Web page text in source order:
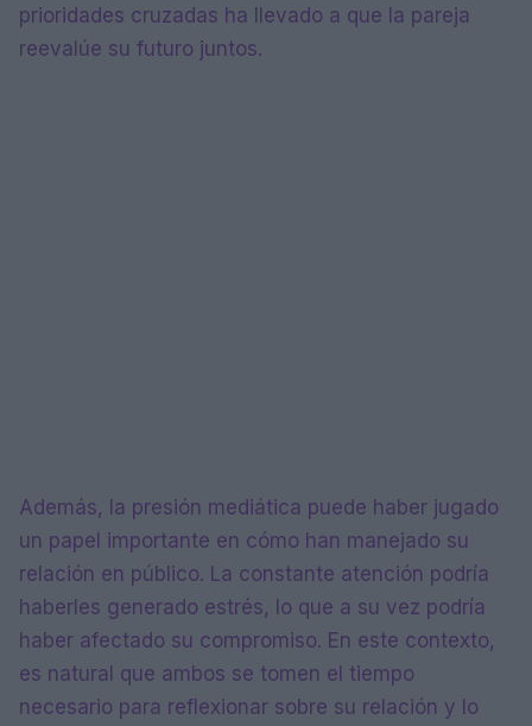
prioridades cruzadas ha llevado a que la pareja
reevalúe su futuro juntos.
Además, la presión mediática puede haber jugado
un papel importante en cómo han manejado su
relación en público. La constante atención podría
haberles generado estrés, lo que a su vez podría
haber afectado su compromiso. En este contexto,
es natural que ambos se tomen el tiempo
necesario para reflexionar sobre su relación y lo